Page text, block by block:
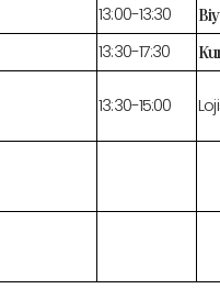
13:00-13:30
13:30-17:30
13:30-15:00